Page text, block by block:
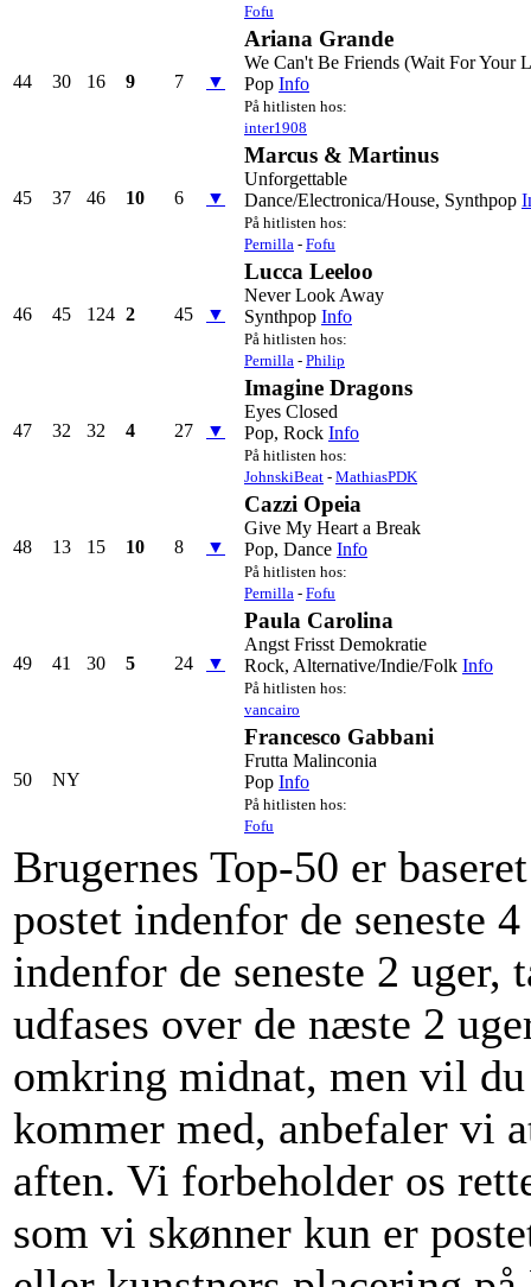
Fofu
44 30 16 9 7 ▼
Ariana Grande
We Can't Be Friends (Wait For Your
Pop Info
På hitlisten hos:
inter1908
45 37 46 10 6 ▼
Marcus & Martinus
Unforgettable
Dance/Electronica/House, Synthpop
På hitlisten hos:
Pernilla - Fofu
46 45 124 2 45 ▼
Lucca Leeloo
Never Look Away
Synthpop Info
På hitlisten hos:
Pernilla - Philip
47 32 32 4 27 ▼
Imagine Dragons
Eyes Closed
Pop, Rock Info
På hitlisten hos:
JohnskiBeat - MathiasPDK
48 13 15 10 8 ▼
Cazzi Opeia
Give My Heart a Break
Pop, Dance Info
På hitlisten hos:
Pernilla - Fofu
49 41 30 5 24 ▼
Paula Carolina
Angst Frisst Demokratie
Rock, Alternative/Indie/Folk Info
På hitlisten hos:
vancairo
50 NY
Francesco Gabbani
Frutta Malinconia
Pop Info
På hitlisten hos:
Fofu
Brugernes Top-50 er
postet indenfor de seneste
indenfor de seneste 2
udfases over de næste 2
omkring midnat, men vil
kommer med, anbefaler vi
aften. Vi forbeholder os
som vi skønner kun er